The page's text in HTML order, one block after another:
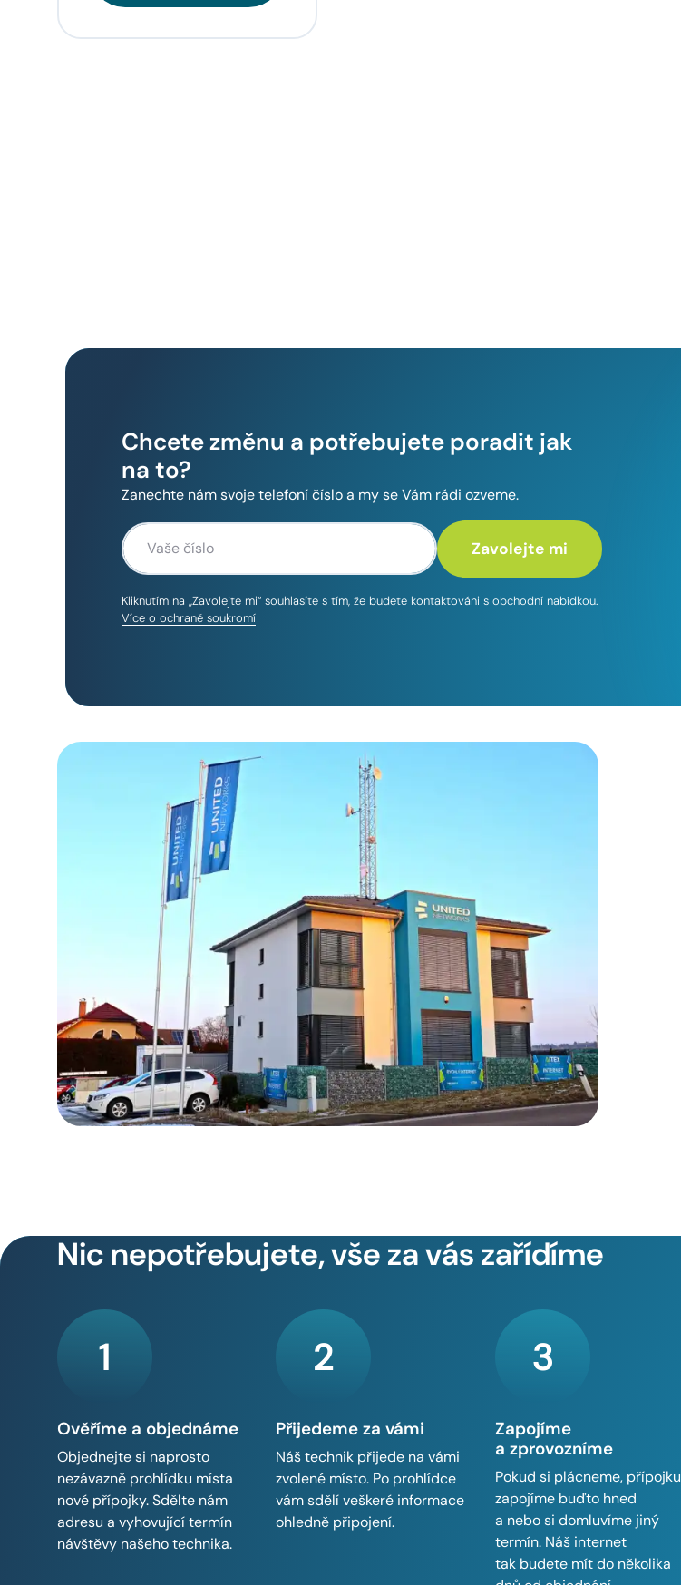
Chcete změnu a potřebujete poradit jak
na to?
Zanechte nám svoje telefoní číslo a my se Vám rádi ozveme.
Kliknutím na „Zavolejte mi“ souhlasíte s tím, že budete kontaktováni s obchodní nabídkou.
Více o ochraně soukromí
Nic nepotřebujete, vše za vás zařídíme
1
Ověříme a objednáme
Objednejte si naprosto
nezávazně prohlídku místa
nové přípojky. Sdělte nám
adresu a vyhovující termín
návštěvy našeho technika.
2
Přijedeme za vámi
Náš technik přijede na vámi
zvolené místo. Po prohlídce
vám sdělí veškeré informace
ohledně připojení.
3
Zapojíme
a zprovozníme
Pokud si plácneme, přípojku
zapojíme buďto hned
a nebo si domluvíme jiný
termín. Náš internet
tak budete mít do několika